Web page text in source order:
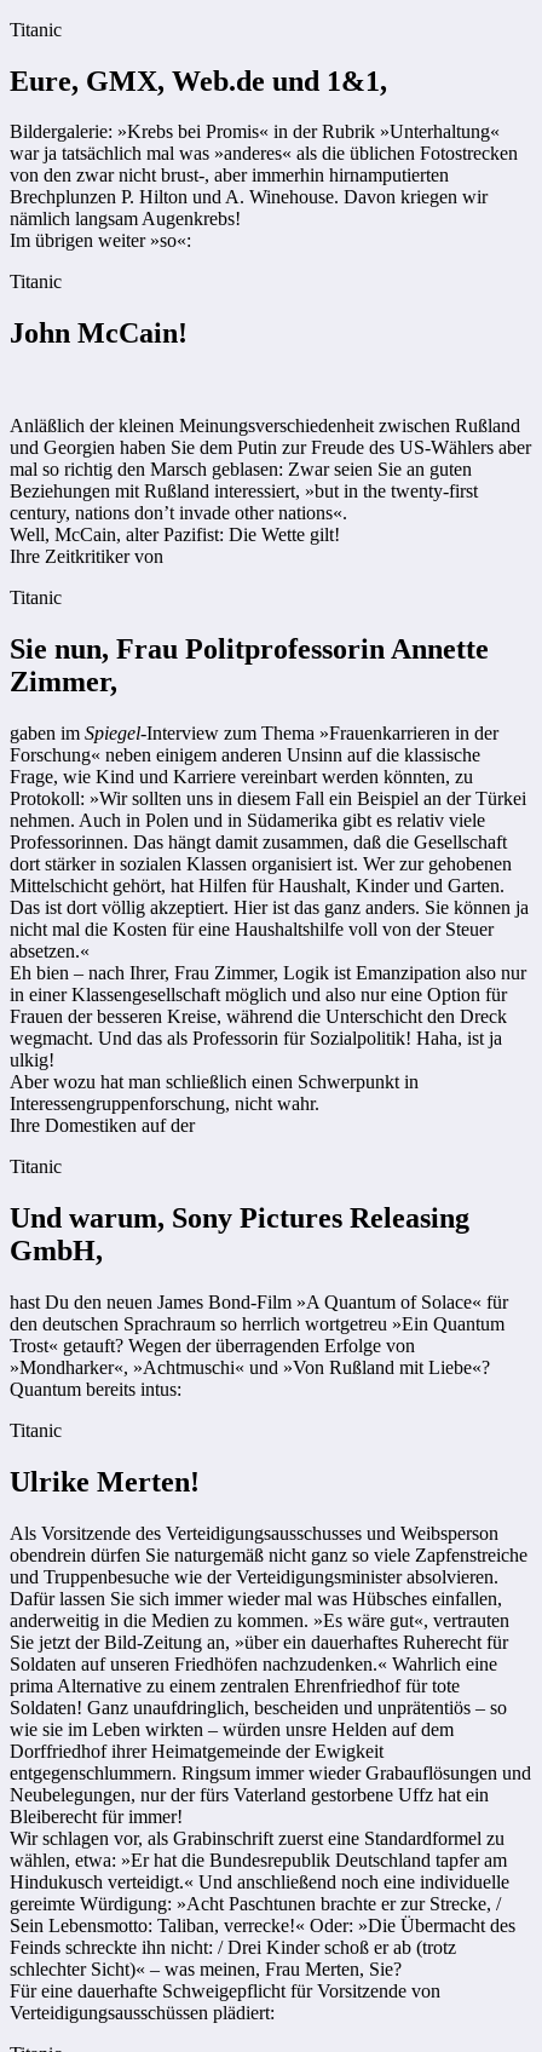
Titanic
Eure, GMX, Web.de und 1&1,
Bildergalerie: »Krebs bei Promis« in der Rubrik »Unterhaltung«
war ja tatsächlich mal was »anderes« als die üblichen Fotostrecken
von den zwar nicht brust-, aber immerhin hirnamputierten
Brechplunzen P. Hilton und A. Winehouse. Davon kriegen wir
nämlich langsam Augenkrebs!
Im übrigen weiter »so«:
Titanic
John McCain!
Anläßlich der kleinen Meinungsverschiedenheit zwischen Rußland
und Georgien haben Sie dem Putin zur Freude des US-Wählers aber
mal so richtig den Marsch geblasen: Zwar seien Sie an guten
Beziehungen mit Rußland interessiert, »but in the twenty-first
century, nations don’t invade other nations«.
Well, McCain, alter Pazifist: Die Wette gilt!
Ihre Zeitkritiker von
Titanic
Sie nun, Frau Politprofessorin Annette
Zimmer,
gaben im Spiegel-Interview zum Thema »Frauenkarrieren in der
Forschung« neben einigem anderen Unsinn auf die klassische
Frage, wie Kind und Karriere vereinbart werden könnten, zu
Protokoll: »Wir sollten uns in diesem Fall ein Beispiel an der Türkei
nehmen. Auch in Polen und in Südamerika gibt es relativ viele
Professorinnen. Das hängt damit zusammen, daß die Gesellschaft
dort stärker in sozialen Klassen organisiert ist. Wer zur gehobenen
Mittelschicht gehört, hat Hilfen für Haushalt, Kinder und Garten.
Das ist dort völlig akzeptiert. Hier ist das ganz anders. Sie können ja
nicht mal die Kosten für eine Haushaltshilfe voll von der Steuer
absetzen.«
Eh bien – nach Ihrer, Frau Zimmer, Logik ist Emanzipation also nur
in einer Klassengesellschaft möglich und also nur eine Option für
Frauen der besseren Kreise, während die Unterschicht den Dreck
wegmacht. Und das als Professorin für Sozialpolitik! Haha, ist ja
ulkig!
Aber wozu hat man schließlich einen Schwerpunkt in
Interessengruppenforschung, nicht wahr.
Ihre Domestiken auf der
Titanic
Und warum, Sony Pictures Releasing
GmbH,
hast Du den neuen James Bond-Film »A Quantum of Solace« für
den deutschen Sprachraum so herrlich wortgetreu »Ein Quantum
Trost« getauft? Wegen der überragenden Erfolge von
»Mondharker«, »Achtmuschi« und »Von Rußland mit Liebe«?
Quantum bereits intus:
Titanic
Ulrike Merten!
Als Vorsitzende des Verteidigungsausschusses und Weibsperson
obendrein dürfen Sie naturgemäß nicht ganz so viele Zapfenstreiche
und Truppenbesuche wie der Verteidigungsminister absolvieren.
Dafür lassen Sie sich immer wieder mal was Hübsches einfallen,
anderweitig in die Medien zu kommen. »Es wäre gut«, vertrauten
Sie jetzt der Bild-Zeitung an, »über ein dauerhaftes Ruherecht für
Soldaten auf unseren Friedhöfen nachzudenken.« Wahrlich eine
prima Alternative zu einem zentralen Ehrenfriedhof für tote
Soldaten! Ganz unaufdringlich, bescheiden und unprätentiös – so
wie sie im Leben wirkten – würden unsre Helden auf dem
Dorffriedhof ihrer Heimatgemeinde der Ewigkeit
entgegenschlummern. Ringsum immer wieder Grabauflösungen und
Neubelegungen, nur der fürs Vaterland gestorbene Uffz hat ein
Bleiberecht für immer!
Wir schlagen vor, als Grabinschrift zuerst eine Standardformel zu
wählen, etwa: »Er hat die Bundesrepublik Deutschland tapfer am
Hindukusch verteidigt.« Und anschließend noch eine individuelle
gereimte Würdigung: »Acht Paschtunen brachte er zur Strecke, /
Sein Lebensmotto: Taliban, verrecke!« Oder: »Die Übermacht des
Feinds schreckte ihn nicht: / Drei Kinder schoß er ab (trotz
schlechter Sicht)« – was meinen, Frau Merten, Sie?
Für eine dauerhafte Schweigepflicht für Vorsitzende von
Verteidigungsausschüssen plädiert: